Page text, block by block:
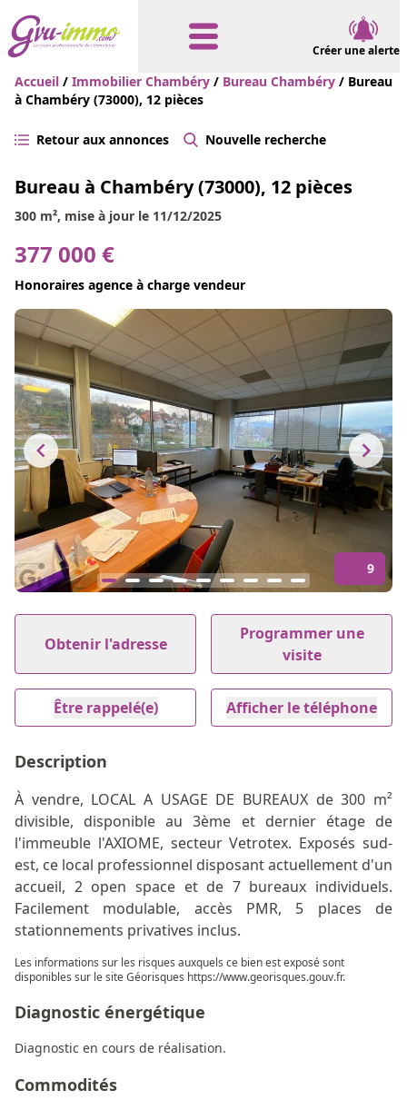
Créer une alerte
Accueil / Immobilier Chambéry / Bureau Chambéry / Bureau
à Chambéry (73000), 12 pièces
Retour aux annonces Nouvelle recherche
Bureau à Chambéry (73000), 12 pièces
300 m², mise à jour le 11/12/2025
377 000 €
Honoraires agence à charge vendeur
9
1
9
Obtenir l'adresse
Programmer une
visite
Être rappelé(e) Afficher le téléphone
Description
À vendre, LOCAL A USAGE DE BUREAUX de 300 m²
divisible, disponible au 3ème et dernier étage de
l'immeuble l'AXIOME, secteur Vetrotex. Exposés sud-
est, ce local professionnel disposant actuellement d'un
accueil, 2 open space et de 7 bureaux individuels.
Facilement modulable, accès PMR, 5 places de
stationnements privatives inclus.
Les informations sur les risques auxquels ce bien est exposé sont
disponibles sur le site Géorisques https://www.georisques.gouv.fr.
Diagnostic énergétique
Diagnostic en cours de réalisation.
Commodités